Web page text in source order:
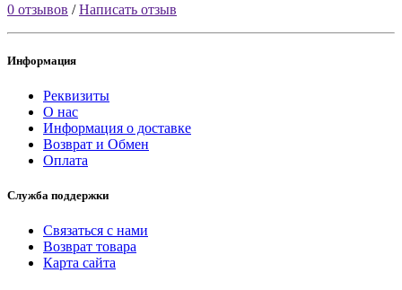
0 отзывов /Написать отзыв
Информация
Реквизиты
О нас
Информация о доставке
Возврат и Обмен
Оплата
Служба поддержки
Связаться с нами
Возврат товара
Карта сайта